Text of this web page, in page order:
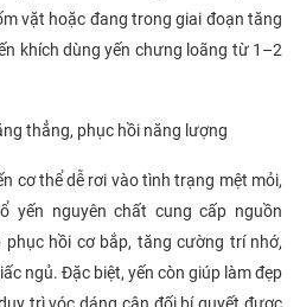
vặt hoặc đang trong giai đoạn tăng
khích dùng yến chưng loãng từ 1–2
thẳng, phục hồi năng lượng
cơ thể dễ rơi vào tình trạng mệt mỏi,
yến nguyên chất cung cấp nguồn
phục hồi cơ bắp, tăng cường trí nhớ,
ngủ. Đặc biệt, yến còn giúp làm đẹp